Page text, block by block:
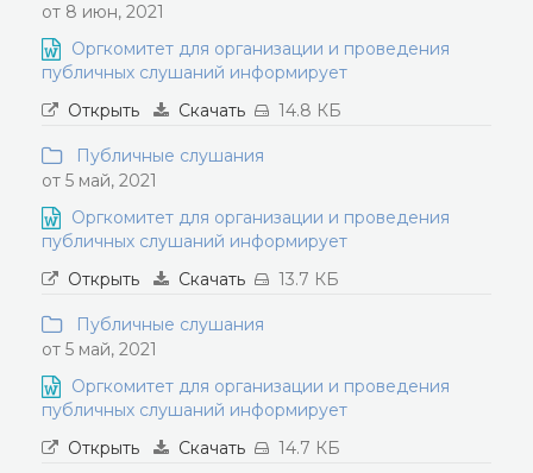
от 8 июн, 2021
Оргкомитет для организации и проведения
публичных слушаний информирует
Открыть
Скачать 14.8 КБ
Публичные слушания
от 5 май, 2021
Оргкомитет для организации и проведения
публичных слушаний информирует
Открыть
Скачать 13.7 КБ
Публичные слушания
от 5 май, 2021
Оргкомитет для организации и проведения
публичных слушаний информирует
Открыть
Скачать 14.7 КБ